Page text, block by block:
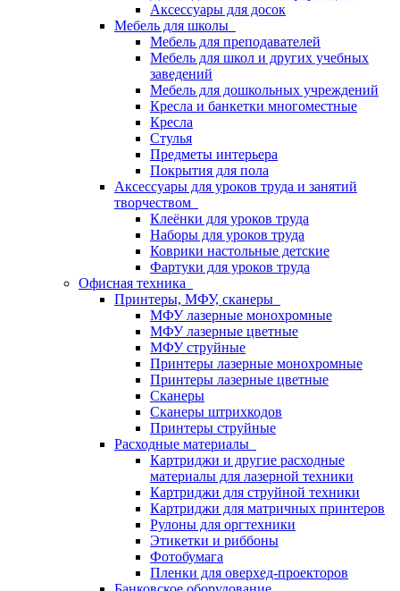
Аксессуары для досок
Мебель для школы
Мебель для преподавателей
Мебель для школ и других учебных
заведений
Мебель для дошкольных учреждений
Кресла и банкетки многоместные
Кресла
Стулья
Предметы интерьера
Покрытия для пола
Аксессуары для уроков труда и занятий
творчеством
Клеёнки для уроков труда
Наборы для уроков труда
Коврики настольные детские
Фартуки для уроков труда
Офисная техника
Принтеры, МФУ, сканеры
МФУ лазерные монохромные
МФУ лазерные цветные
МФУ струйные
Принтеры лазерные монохромные
Принтеры лазерные цветные
Сканеры
Сканеры штрихкодов
Принтеры струйные
Расходные материалы
Картриджи и другие расходные
материалы для лазерной техники
Картриджи для струйной техники
Картриджи для матричных принтеров
Рулоны для оргтехники
Этикетки и риббоны
Фотобумага
Пленки для оверхед-проекторов